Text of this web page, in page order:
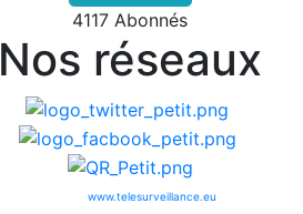
4117 Abonnés
Nos réseaux
www.telesurveillance.eu